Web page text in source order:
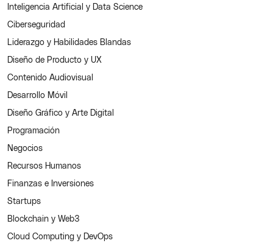
Inteligencia Artificial y Data Science
Ciberseguridad
Liderazgo y Habilidades Blandas
Diseño de Producto y UX
Contenido Audiovisual
Desarrollo Móvil
Diseño Gráfico y Arte Digital
Programación
Negocios
Recursos Humanos
Finanzas e Inversiones
Startups
Blockchain y Web3
Cloud Computing y DevOps